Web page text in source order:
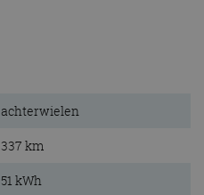
achterwielen
337 km
51 kWh